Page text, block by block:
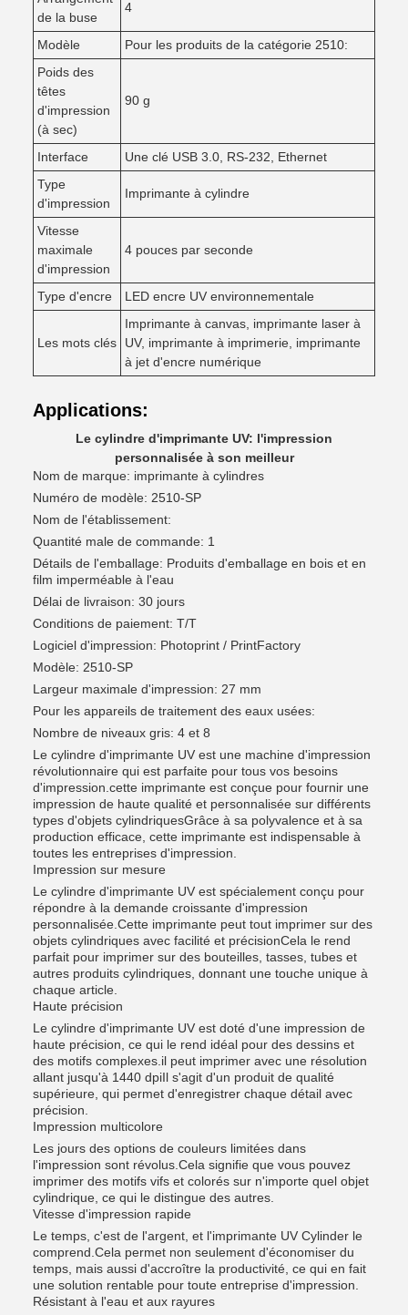
de la buse
4
Modèle
Pour les produits de la catégorie 2510:
Poids des
têtes
d'impression
(à sec)
90 g
Interface
Une clé USB 3.0, RS-232, Ethernet
Type
d'impression
Imprimante à cylindre
Vitesse
maximale
d'impression
4 pouces par seconde
Type d'encre LED encre UV environnementale
Les mots clés
Imprimante à canvas, imprimante laser à
UV, imprimante à imprimerie, imprimante
à jet d'encre numérique
Applications:
Le cylindre d'imprimante UV: l'impression
personnalisée à son meilleur
Nom de marque: imprimante à cylindres
Numéro de modèle: 2510-SP
Nom de l'établissement:
Quantité male de commande: 1
Détails de l'emballage: Produits d'emballage en bois et en
film imperméable à l'eau
Délai de livraison: 30 jours
Conditions de paiement: T/T
Logiciel d'impression: Photoprint / PrintFactory
Modèle: 2510-SP
Largeur maximale d'impression: 27 mm
Pour les appareils de traitement des eaux usées:
Nombre de niveaux gris: 4 et 8
Le cylindre d'imprimante UV est une machine d'impression
révolutionnaire qui est parfaite pour tous vos besoins
d'impression.cette imprimante est conçue pour fournir une
impression de haute qualité et personnalisée sur différents
types d'objets cylindriquesGrâce à sa polyvalence et à sa
production efficace, cette imprimante est indispensable à
toutes les entreprises d'impression.
Impression sur mesure
Le cylindre d'imprimante UV est spécialement conçu pour
répondre à la demande croissante d'impression
personnalisée.Cette imprimante peut tout imprimer sur des
objets cylindriques avec facilité et précisionCela le rend
parfait pour imprimer sur des bouteilles, tasses, tubes et
autres produits cylindriques, donnant une touche unique à
chaque article.
Haute précision
Le cylindre d'imprimante UV est doté d'une impression de
haute précision, ce qui le rend idéal pour des dessins et
des motifs complexes.il peut imprimer avec une résolution
allant jusqu'à 1440 dpiIl s'agit d'un produit de qualité
supérieure, qui permet d'enregistrer chaque détail avec
précision.
Impression multicolore
Les jours des options de couleurs limitées dans
l'impression sont révolus.Cela signifie que vous pouvez
imprimer des motifs vifs et colorés sur n'importe quel objet
cylindrique, ce qui le distingue des autres.
Vitesse d'impression rapide
Le temps, c'est de l'argent, et l'imprimante UV Cylinder le
comprend.Cela permet non seulement d'économiser du
temps, mais aussi d'accroître la productivité, ce qui en fait
une solution rentable pour toute entreprise d'impression.
Résistant à l'eau et aux rayures